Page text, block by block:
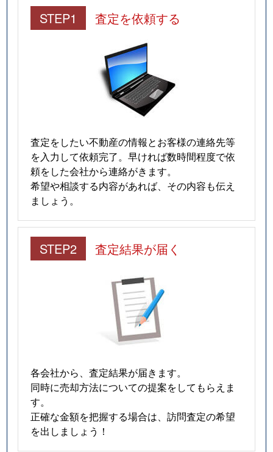
STEP1 査定を依頼する
査定をしたい不動産の情報とお客様の連絡先等
を入力して依頼完了。早ければ数時間程度で依
頼をした会社から連絡がきます。
希望や相談する内容があれば、その内容も伝え
ましょう。
STEP2 査定結果が届く
各会社から、査定結果が届きます。
同時に売却方法についての提案をしてもらえま
す。
正確な金額を把握する場合は、訪問査定の希望
を出しましょう！